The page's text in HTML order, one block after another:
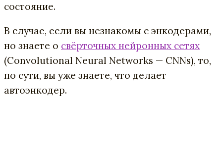
состояние.
В случае, если вы незнакомы с энкодерами,
но знаете о свёрточных нейронных сетях
(Convolutional Neural Networks — CNNs), то,
по сути, вы уже знаете, что делает
автоэнкодер.